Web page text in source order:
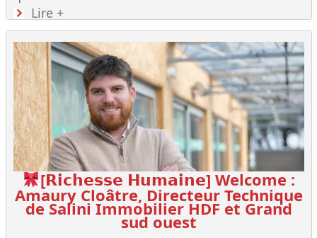
Lire +
[𝗥𝗶𝗰𝗵𝗲𝘀𝘀𝗲 𝗛𝘂𝗺𝗮𝗶𝗻𝗲] Welcome :
Amaury Cloâtre, Directeur Technique
de Salini Immobilier HDF et Grand
sud ouest